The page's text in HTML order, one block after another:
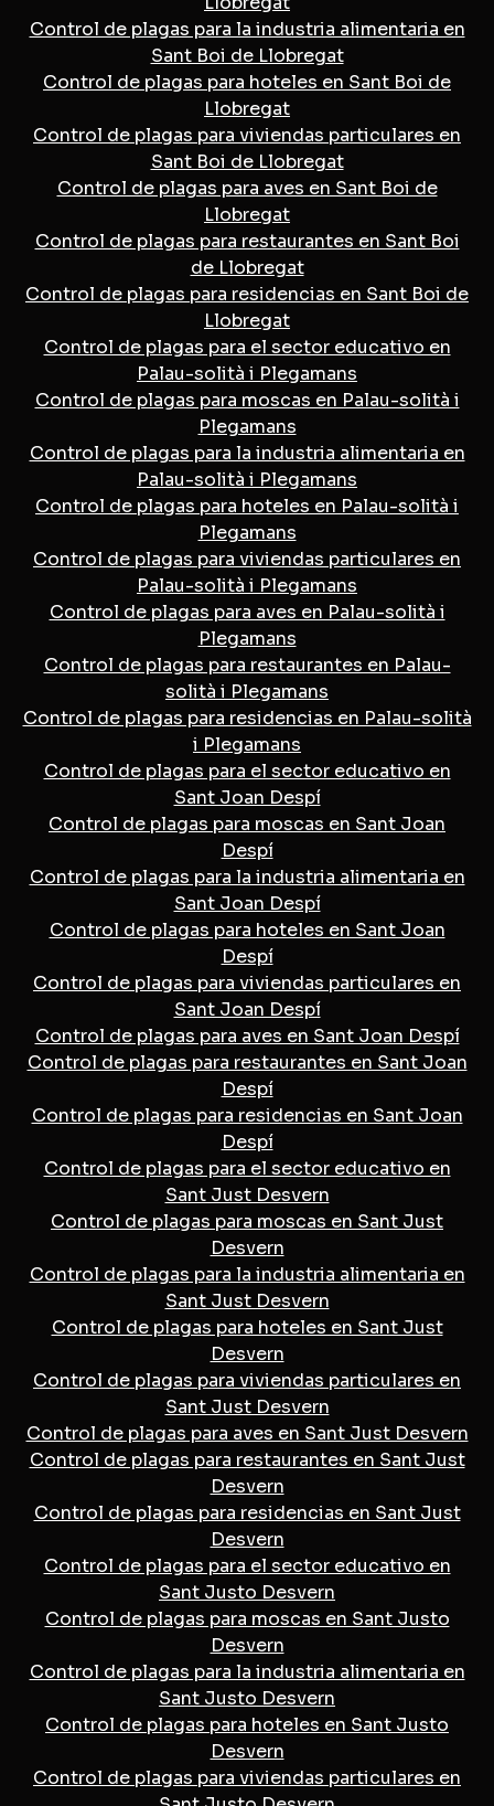
Control de plagas para la industria alimentaria en
Sant Boi de Llobregat
Control de plagas para hoteles en Sant Boi de
Llobregat
Control de plagas para viviendas particulares en
Sant Boi de Llobregat
Control de plagas para aves en Sant Boi de
Llobregat
Control de plagas para restaurantes en Sant Boi
de Llobregat
Control de plagas para residencias en Sant Boi de
Llobregat
Control de plagas para el sector educativo en
Palau-solità i Plegamans
Control de plagas para moscas en Palau-solità i
Plegamans
Control de plagas para la industria alimentaria en
Palau-solità i Plegamans
Control de plagas para hoteles en Palau-solità i
Plegamans
Control de plagas para viviendas particulares en
Palau-solità i Plegamans
Control de plagas para aves en Palau-solità i
Plegamans
Control de plagas para restaurantes en Palau-
solità i Plegamans
Control de plagas para residencias en Palau-solità
i Plegamans
Control de plagas para el sector educativo en
Sant Joan Despí
Control de plagas para moscas en Sant Joan
Despí
Control de plagas para la industria alimentaria en
Sant Joan Despí
Control de plagas para hoteles en Sant Joan
Despí
Control de plagas para viviendas particulares en
Sant Joan Despí
Control de plagas para aves en Sant Joan Despí
Control de plagas para restaurantes en Sant Joan
Despí
Control de plagas para residencias en Sant Joan
Despí
Control de plagas para el sector educativo en
Sant Just Desvern
Control de plagas para moscas en Sant Just
Desvern
Control de plagas para la industria alimentaria en
Sant Just Desvern
Control de plagas para hoteles en Sant Just
Desvern
Control de plagas para viviendas particulares en
Sant Just Desvern
Control de plagas para aves en Sant Just Desvern
Control de plagas para restaurantes en Sant Just
Desvern
Control de plagas para residencias en Sant Just
Desvern
Control de plagas para el sector educativo en
Sant Justo Desvern
Control de plagas para moscas en Sant Justo
Desvern
Control de plagas para la industria alimentaria en
Sant Justo Desvern
Control de plagas para hoteles en Sant Justo
Desvern
Control de plagas para viviendas particulares en